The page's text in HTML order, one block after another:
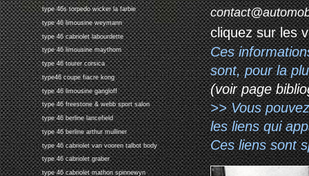
type 46s torpedo wicker la farbie
type 46 limousine weymann
type 46 cabriolet labourdette
type 46 limousine maythorn
type 46 tourer corsica
type46 coupe fiacre kong
type 46 limousine gangloff
type 46 freestone & webb sport salon
type 46 berline lancefield
type 46 berline arthur mulliner
type 46 cabriolet van vooren talbot body
type 46 cabriolet graber
type 46 cabriolet mathon spinnewyn
cliquez sur les
Ces
sont, pour la
(voir page
>> Vous
les liens qui
Ces liens sont